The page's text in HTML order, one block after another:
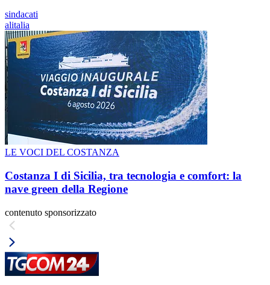
sindacati
alitalia
LE VOCI DEL COSTANZA
Costanza I di Sicilia, tra tecnologia e comfort: la
nave green della Regione
contenuto sponsorizzato